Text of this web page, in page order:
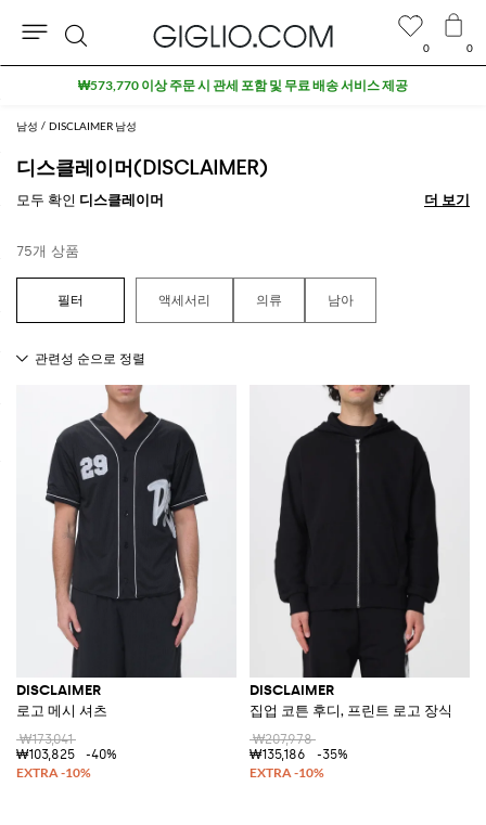
남성 DISCLAIMER 남성
디스클레이머(DISCLAIMER)
모두 확인 디스클레이머 더 보기
더 보기
75개 상품
액세서리 의류 남아
DISCLAIMER
로고 메시 셔츠
₩173,041
₩103,825
-40%
DISCLAIMER
집업 코튼 후디, 프린트 로고 장식
₩207,978
₩135,186
-35%
0 0
검
색
세일 상품 추가 10% 할인